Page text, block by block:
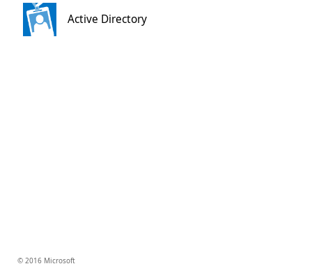
Active Directory
© 2016 Microsoft